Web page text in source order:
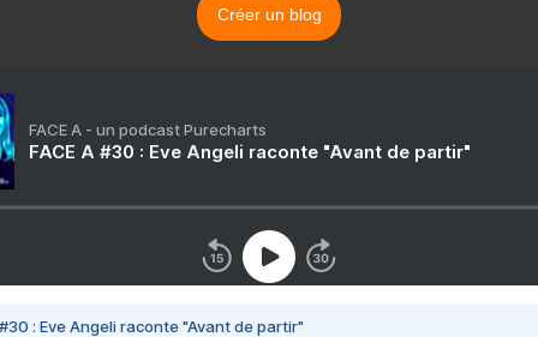
Créer un blog
FACE A - un podcast Purecharts
FACE A #30 : Eve Angeli raconte "Avant de partir"
#30 : Eve Angeli raconte "Avant de partir"